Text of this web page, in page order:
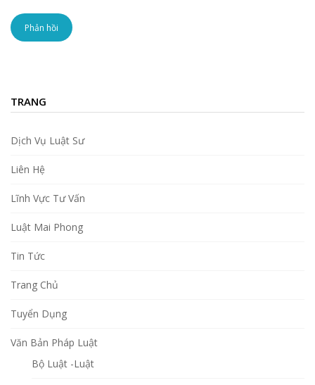
TRANG
Dịch Vụ Luật Sư
Liên Hệ
Lĩnh Vực Tư Vấn
Luật Mai Phong
Tin Tức
Trang Chủ
Tuyển Dụng
Văn Bản Pháp Luật
Bộ Luật -Luật